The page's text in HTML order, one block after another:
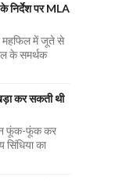
निर्देश पर MLA
महफिल में जूते से
के समर्थक
कर सकती थी
फूंक-फूंक कर
का